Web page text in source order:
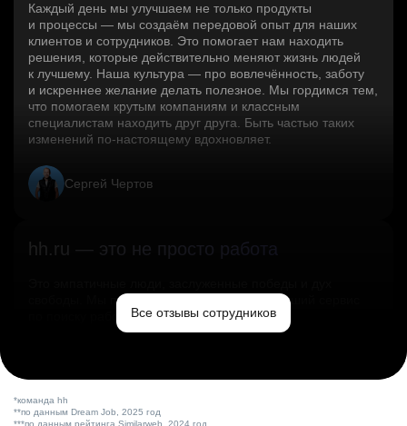
Каждый день мы улучшаем не только продукты
и процессы — мы создаём передовой опыт для наших
клиентов и сотрудников. Это помогает нам находить
решения, которые действительно меняют жизнь людей
к лучшему. Наша культура — про вовлечённость, заботу
и искреннее желание делать полезное. Мы гордимся тем,
что помогаем крутым компаниям и классным
специалистам находить друг друга. Быть частью таких
изменений по‑настоящему вдохновляет.
Сергей Чертов
hh.ru — это не просто работа
свободы. Мы помогаем миру и создаём лучший сервис
по поиску работы в стране.Все отзывы сотрудников
*команда hh
**по данным Dream Job, 2025 год
***по данным рейтинга Similarweb, 2024 год